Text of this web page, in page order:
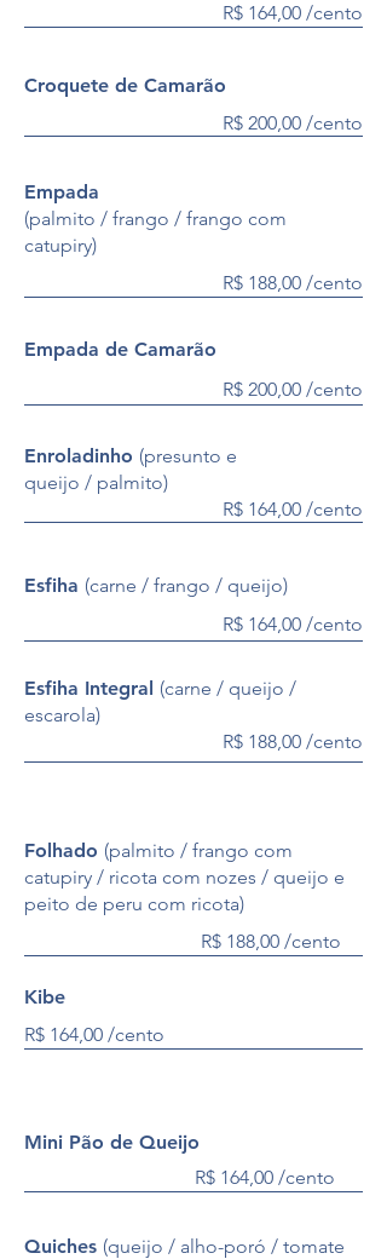
R$ 164,00 /cento
Croquete de Camarão
R$ 200,00 /cento
Empada
(palmito / frango / frango com
catupiry)
R$ 188,00 /cento
Empada de Camarão
R$ 200,00 /cento
Enroladinho (presunto e
queijo / palmito)
R$ 164,00 /cento
Esfiha (carne / frango / queijo)
R$ 164,00 /cento
Esfiha Integral (carne / queijo /
escarola)
R$ 188,00 /cento
Folhado (palmito / frango com
catupiry / ricota com nozes / queijo e
peito de peru com ricota)
R$ 188,00 /cento
Kibe
R$ 164,00 /cento
Mini Pão de Queijo
R$ 164,00 /cento
Quiches (queijo / alho-poró / tomate